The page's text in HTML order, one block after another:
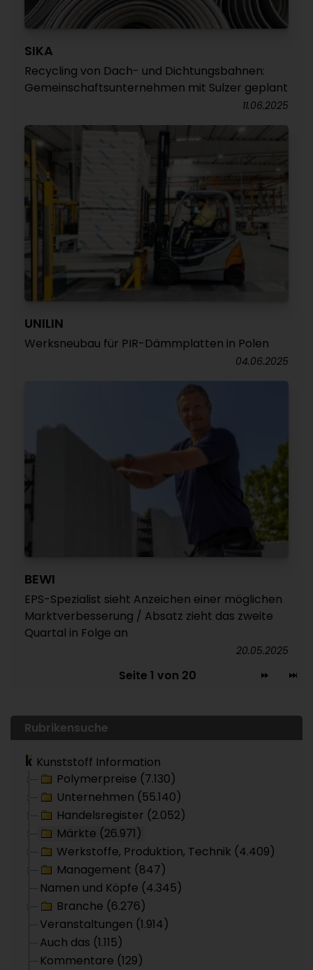
SIKA
Recycling von Dach- und Dichtungsbahnen:
Gemeinschaftsunternehmen mit Sulzer geplant
11.06.2025
UNILIN
Werksneubau für PIR-Dämmplatten in Polen
04.06.2025
BEWI
EPS-Spezialist sieht Anzeichen einer möglichen
Marktverbesserung / Absatz zieht das zweite
Quartal in Folge an
20.05.2025
Seite 1 von 20
Rubrikensuche
Kunststoff Information
Polymerpreise (7.130)
Unternehmen (55.140)
Handelsregister (2.052)
Märkte (26.971)
Werkstoffe, Produktion, Technik (4.409)
Management (847)
Namen und Köpfe (4.345)
Branche (6.276)
Veranstaltungen (1.914)
Auch das (1.115)
Kommentare (129)